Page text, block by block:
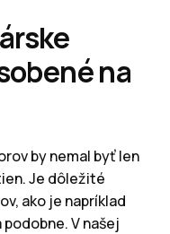
na
by nemal byť len
Je dôležité
ako je napríklad
V našej